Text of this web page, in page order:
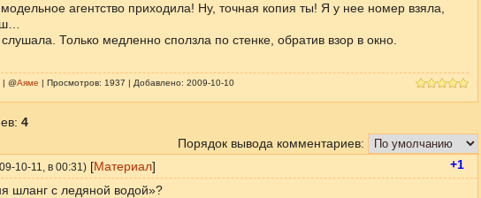
агентство приходила! Ну, точная копия ты! Я у нее номер взяла,
Только медленно сползла по стенке, обратив взор в окно.
| @Аяме | Просмотров: 1937 | Добавлено: 2009-10-10
: 4
Порядок вывода комментариев:
10-11 , в 00:31)[Материал]
шланг с ледяной водой»?
+1